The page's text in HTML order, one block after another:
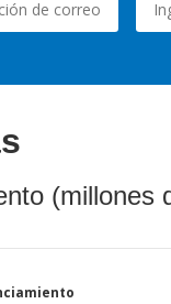
(millones